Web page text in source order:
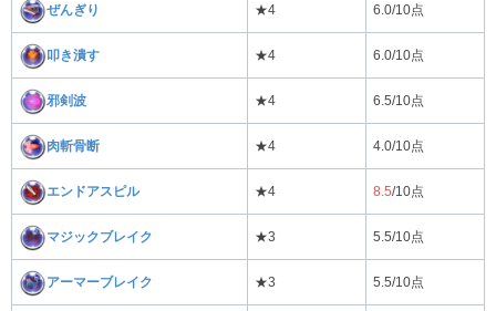
ぜんぎり ★4 6.0/10点
叩き潰す ★4 6.0/10点
邪剣波 ★4 6.5/10点
肉斬骨断 ★4 4.0/10点
エンドアスピル ★4 8.5/10点
マジックブレイク ★3 5.5/10点
アーマーブレイク ★3 5.5/10点